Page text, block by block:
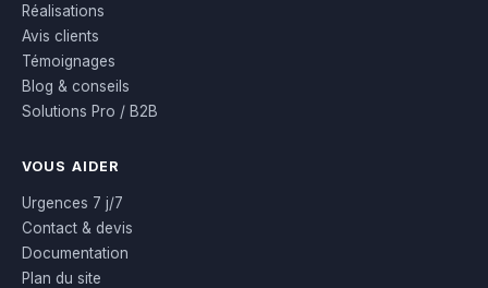
Réalisations
Avis clients
Témoignages
Blog & conseils
Solutions Pro / B2B
VOUS AIDER
Urgences 7 j/7
Contact & devis
Documentation
Plan du site